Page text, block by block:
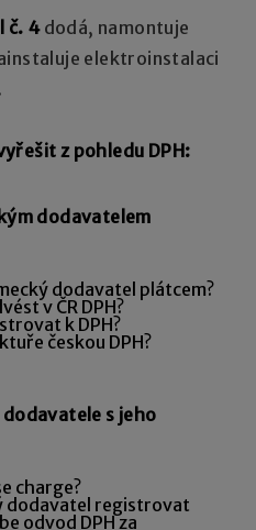
č. 4dodá, namontuje
elektroinstalaci
z pohledu DPH:
dodavatelem
dodavatel plátcem?
v ČR DPH?
k DPH?
českou DPH?
s jeho
charge?
dodavatel registrovat
odvod DPH za